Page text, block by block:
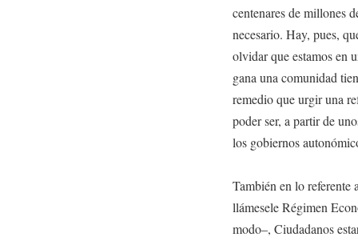
centenares de millones
necesario. Hay, pues,
olvidar que estamos en
gana una comunidad
remedio que urgir una
poder ser, a partir de
los gobiernos
También en lo referente
llámesele Régimen
modo–, Ciudadanos